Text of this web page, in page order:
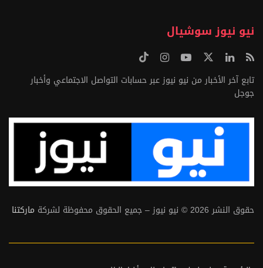
نيو نيوز سوشيال
تابع آخر الأخبار من نيو نيوز عبر حسابات التواصل الاجتماعي وأخبار
جوجل
حقوق النشر 2026 © نيو نيوز – جميع الحقوق محفوظة لشركة ماركتنا